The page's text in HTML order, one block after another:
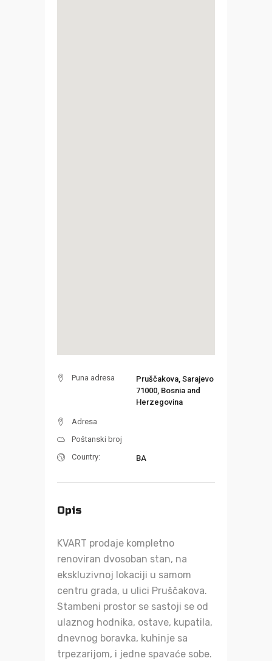
Puna adresa
Pruščakova, Sarajevo
71000, Bosnia and
Herzegovina
Adresa
Poštanski broj
Country:
BA
Opis
KVART prodaje kompletno
renoviran dvosoban stan, na
ekskluzivnoj lokaciji u samom
centru grada, u ulici Pruščakova.
Stambeni prostor se sastoji se od
ulaznog hodnika, ostave, kupatila,
dnevnog boravka, kuhinje sa
trpezarijom, i jedne spavaće sobe.